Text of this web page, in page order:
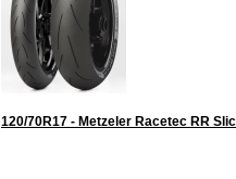
120/70R17 - Metzeler Racetec RR